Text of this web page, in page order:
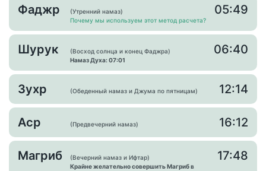
Фаджр
(Утренний намаз)
Почему мы используем этот метод расчета?
05:49
Шурук
(Восход солнца и конец Фаджра)
Намаз Духа: 07:01
06:40
Зухр (Обеденный намаз и Джума по пятницам) 12:14
Аср (Предвечерний намаз) 16:12
Магриб
(Вечерний намаз и Ифтар)
Крайне желательно совершить Магриб в
17:48